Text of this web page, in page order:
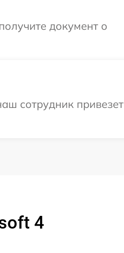
документ о
сотрудник привезет
4